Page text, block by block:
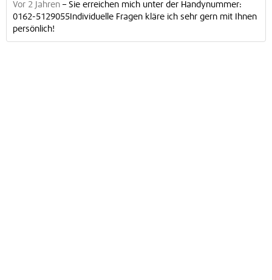
Vor 2 Jahren – Sie erreichen mich unter der Handynummer:
0162-5129055Individuelle Fragen kläre ich sehr gern mit Ihnen
persönlich!